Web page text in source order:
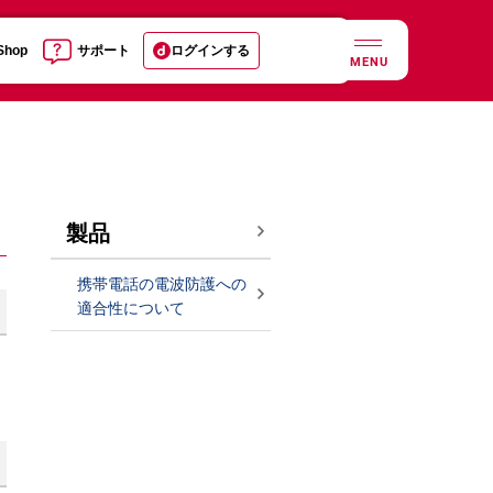
サポート ログインする
MENU
製品
携帯電話の電波防護への
適合性について